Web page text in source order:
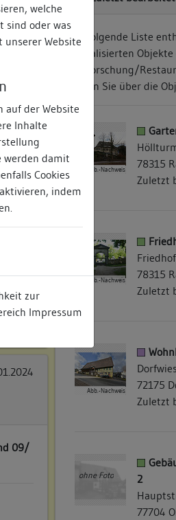
welche
sind oder was
unserer Website
auf der Website
Inhalte
werden damit
Cookies
indem
zur
Impressum
09/
Die folgende Liste
aktualisierten
Bauforschung/
finden Sie über die
Abb.-Nachweis
78315
Zuletzt
Abb.-Nachweis
78315
Zuletzt
Abb.-Nachweis
72175
Zuletzt
ohne Foto
2
77704